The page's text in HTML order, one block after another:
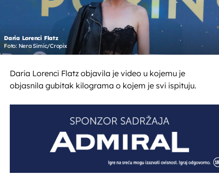
Daria Lorenci Flatz
Foto: Nera Simic/Cropix
Daria Lorenci Flatz objavila je video u kojemu je
objasnila gubitak kilograma o kojem je svi ispituju.